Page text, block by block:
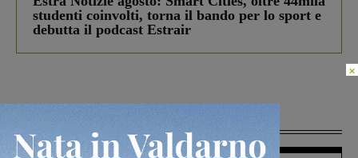
studenti coinvolti, torna il bando per lo sport e
debutta il podcast Estrair
Più lette
×